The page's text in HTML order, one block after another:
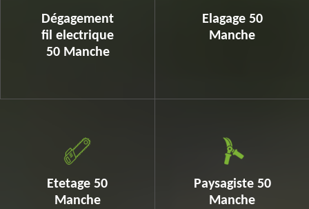
Dégagement
fil electrique
50 Manche
Elagage 50
Manche
Etetage 50
Manche
Paysagiste 50
Manche